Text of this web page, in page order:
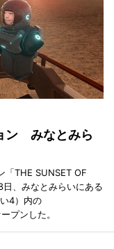
ン みなとみら
「THE SUNSET OF
、みなとみらいにある
4）内の
プンした。